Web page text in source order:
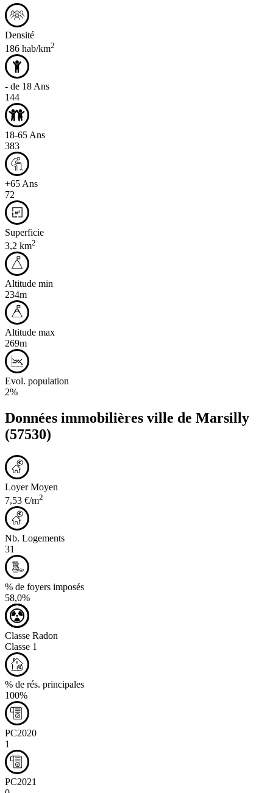
Densité
186 hab/km2
- de 18 Ans
144
18-65 Ans
383
+65 Ans
72
Superficie
3,2 km2
Altitude min
234m
Altitude max
269m
Evol. population
2%
Données immobilières ville de Marsilly
(57530)
Loyer Moyen
7,53 €/m2
Nb. Logements
31
% de foyers imposés
58,0%
Classe Radon
Classe 1
% de rés. principales
100%
PC2020
1
PC2021